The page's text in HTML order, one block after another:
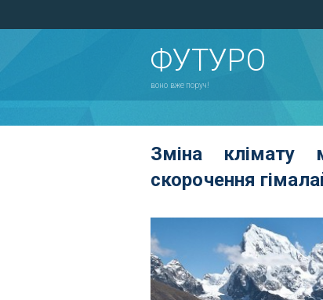
ФУТУРО
воно вже поруч!
Зміна клімату
скорочення